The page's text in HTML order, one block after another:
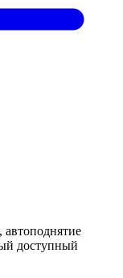
доступный